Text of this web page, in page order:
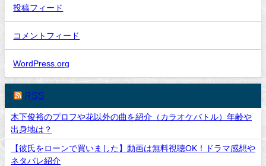
投稿フィード
コメントフィード
WordPress.org
RSS
木下俊裕のプロフや花以外の曲を紹介（カラオケバトル）年齢や
出身地は？
【彼氏をローンで買いました】動画は無料視聴OK！ドラマ感想や
ネタバレ紹介